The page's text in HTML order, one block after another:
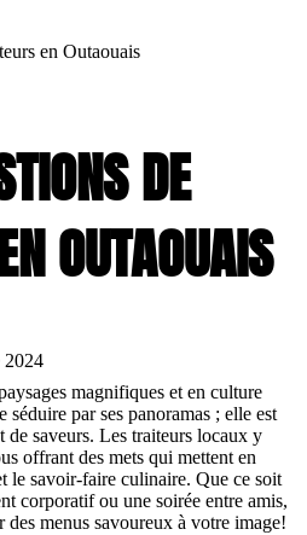
en Outaouais
DE
OUTAOUAIS
2024
magnifiques et en culture
séduire par ses panoramas ; elle est
de saveurs. Les traiteurs locaux y
offrant des mets qui mettent en
le savoir-faire culinaire. Que ce soit
corporatif ou une soirée entre amis,
des menus savoureux à votre image!